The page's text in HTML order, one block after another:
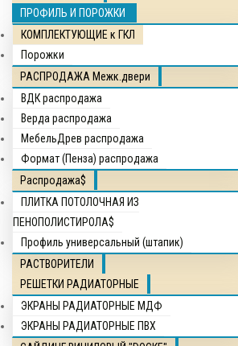
ПРОФИЛЬ И ПОРОЖКИ
КОМПЛЕКТУЮЩИЕ к ГКЛ
Порожки
РАСПРОДАЖА Межк.двери
ВДК распродажа
Верда распродажа
МебельДрев распродажа
Формат (Пенза) распродажа
Распродажа$
ПЛИТКА ПОТОЛОЧНАЯ ИЗ
ПЕНОПОЛИСТИРОЛА$
Профиль универсальный (штапик)
РАСТВОРИТЕЛИ
РЕШЕТКИ РАДИАТОРНЫЕ
ЭКРАНЫ РАДИАТОРНЫЕ МДФ
ЭКРАНЫ РАДИАТОРНЫЕ ПВХ